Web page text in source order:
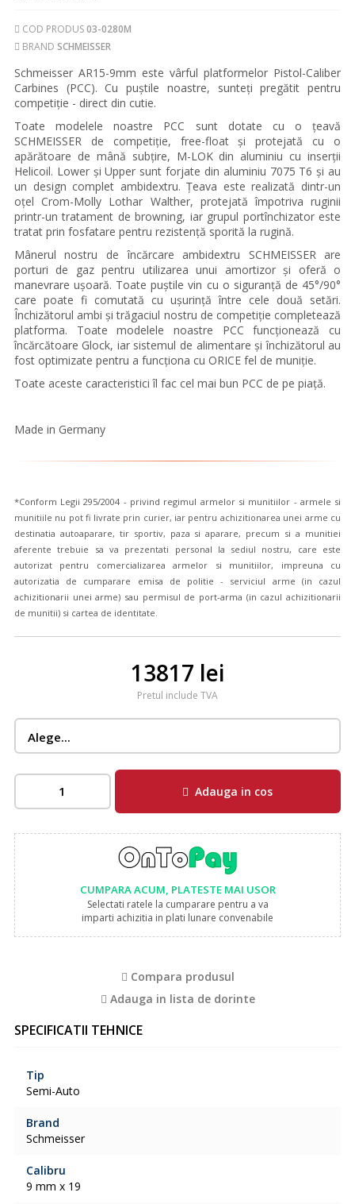
COD PRODUS03-0280M
BRAND SCHMEISSER
Schmeisser AR15-9mm este vârful platformelor Pistol-Caliber
Carbines (PCC). Cu puștile noastre, sunteți pregătit pentru
competiție - direct din cutie.
Toate modelele noastre PCC sunt dotate cu o țeavă
SCHMEISSER de competiție, free-float și protejată cu o
apărătoare de mână subțire, M-LOK din aluminiu cu inserții
Helicoil. Lower și Upper sunt forjate din aluminiu 7075 T6 și au
un design complet ambidextru. Țeava este realizată dintr-un
oțel Crom-Molly Lothar Walther, protejată împotriva ruginii
printr-un tratament de browning, iar grupul portînchizator este
tratat prin fosfatare pentru rezistență sporită la rugină.
Mânerul nostru de încărcare ambidextru SCHMEISSER are
porturi de gaz pentru utilizarea unui amortizor și oferă o
manevrare ușoară. Toate puștile vin cu o siguranță de 45°/90°
care poate fi comutată cu ușurință între cele două setări.
Închizătorul ambi și trăgaciul nostru de competiție completează
platforma. Toate modelele noastre PCC funcționează cu
încărcătoare Glock, iar sistemul de alimentare și închizătorul au
fost optimizate pentru a funcționa cu ORICE fel de muniție.
Toate aceste caracteristici îl fac cel mai bun PCC de pe piață.
Made in Germany
*Conform Legii 295/2004 - privind regimul armelor si munitiilor - armele si
munitiile nu pot fi livrate prin curier, iar pentru achizitionarea unei arme cu
destinatia autoaparare, tir sportiv, paza si aparare, precum si a munitiei
aferente trebuie sa va prezentati personal la sediul nostru, care este
autorizat pentru comercializarea armelor si munitiilor, impreuna cu
autorizatia de cumparare emisa de politie - serviciul arme (in cazul
achizitionarii unei arme) sau permisul de port-arma (in cazul achizitionarii
de munitii) si cartea de identitate.
13817 lei
Pretul include TVA
Adauga in cos
CUMPARA ACUM, PLATESTE MAI USOR
Selectati ratele la cumparare pentru a va
imparti achizitia in plati lunare convenabile
Compara produsul
Adauga in lista de dorinte
SPECIFICATII TEHNICE
Tip
Semi-Auto
Brand
Schmeisser
Calibru
9 mm x 19